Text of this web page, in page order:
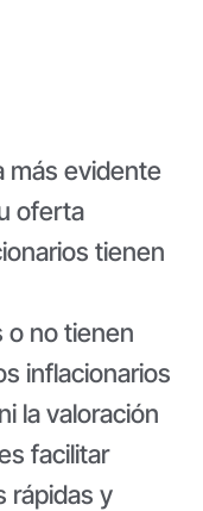
más evidente
oferta
tienen
o no tienen
inflacionarios
la valoración
facilitar
rápidas y